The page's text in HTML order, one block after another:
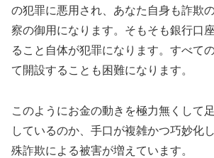
の犯罪に悪用され、あなた自身も詐欺
察の御用になります。そもそも銀行口
ること自体が犯罪になります。すべて
て開設することも困難になります。
このようにお金の動きを極力無くして
しているのか、手口が複雑かつ巧妙化
殊詐欺による被害が増えています。